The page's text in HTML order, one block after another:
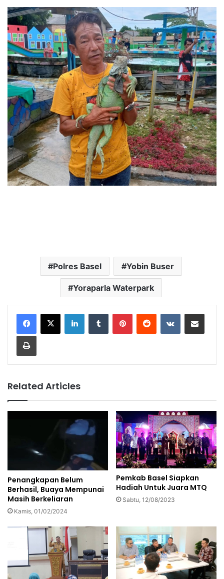
Polres Basel Yobin Buser
Yoraparla Waterpark
LinkedInTumblr PinterestReddit VKontakteShare via Email
Print
Related Articles
Penangkapan Belum
Berhasil, Buaya Mempunai
Masih Berkeliaran
Kamis, 01/02/2024
Pemkab Basel Siapkan
Hadiah Untuk Juara MTQ
Sabtu, 12/08/2023